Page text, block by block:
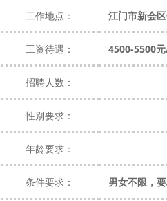
工作地点： 江门市新会
工资待遇： 4500-5500
招聘人数：
性别要求：
年龄要求：
条件要求： 男女不限，